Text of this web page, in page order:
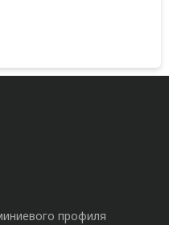
профиля